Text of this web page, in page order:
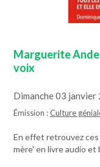
Marguerite
voix
Dimanche 03 janvier
Émission :Culture
En effet retrouvez
mère' en livre audio et